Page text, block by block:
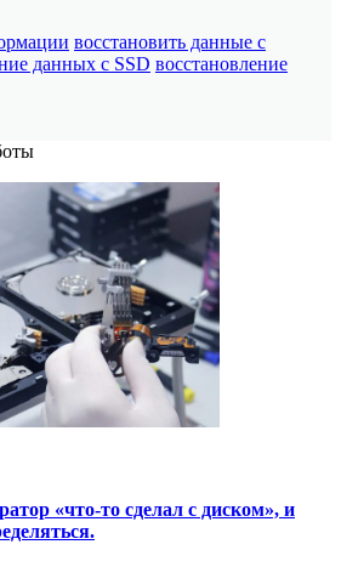
восстановить данные с
данных с SSD восстановление
«что-то сделал с диском», и